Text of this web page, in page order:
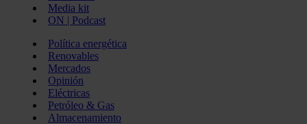
Media kit
ON | Podcast
Política energética
Renovables
Mercados
Opinión
Eléctricas
Petróleo & Gas
Almacenamiento